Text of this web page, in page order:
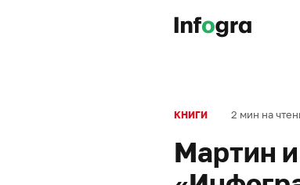
КНИГИ 2 мин на
Мартин